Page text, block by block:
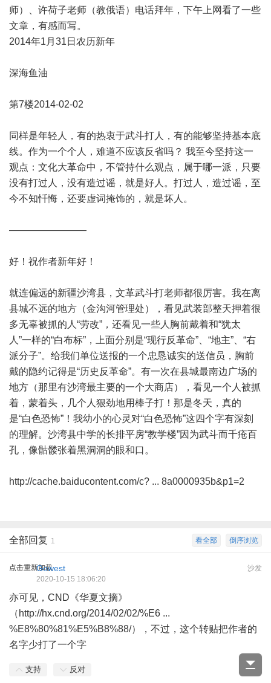
师）、许荷子老师（教俄语）电话拜年，下午上网看了一些
文章，有感而写。
2014年1月31日农历新年
深海鱼油
第7楼2014-02-02
同样是年轻人，有的热衷于武斗打人，有的能够坚持基本底
线。作为一个个人，难道不应该反省吗？ 我至今坚持这一
观点：文化大革命中，不管持什么观点，属于哪一派，只要
没有打过人，没有造过谣，就是好人。打过人，造过谣，至
今不知忏悔，还要虚词掩饰的，就是坏人。
————————
好！祝作者新年好！
就连偏远的新疆沙湾县，文革武斗打老师都很厉害。我在离
县城不远的地方（金沟河管理处），看见武装部整天押着很
多无辜被抓的人“劳改”，还看见一些人胸前戴着和“犹太
人”一样的“白布标”，上面分别是“现行反革命”、“地主”、“右
派分子”。给我们单位送报的一个忠恳诚实的送信员，胸前
戴的隐约记得是“历史反革命”。有一次在县城最南边广场的
地方（那里有沙湾最主要的一个大商店），看见一个人被抓
着，蒙着头，几个人狠劲地用棒子打！那是冬天，真的
是“白色恐怖”！我幼小的心灵对“白色恐怖”这四个字有深刻
的理解。沙湾县中学的长排平房“教学楼”因为武斗而千疮百
孔，像骷髅张着黑洞洞的眼和口。
http://cache.baiducontent.com/c? ... 8a0000935b&p1=2
倒序浏览
看全部
全部回复 1
点击重新加载 沙发
Gowest
2020-10-15 18:06:20
亦可见，CND《华夏文摘》
（ http://hx.cnd.org/2014/02/02/%E6 ...
%E8%80%81%E5%B8%88/），不过，这个转贴把作者的
名字少打了一个字
支持 反对